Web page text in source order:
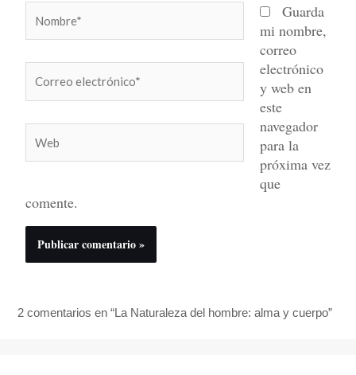
electrónico*
Guarda
mi nombre,
correo
electrónico
y web en
este
navegador
para la
próxima vez
que
comente.
2 comentarios en “La Naturaleza del hombre: alma y cuerpo”